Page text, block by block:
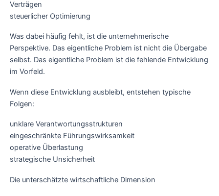
Verträgen
steuerlicher Optimierung
Was dabei häufig fehlt, ist die unternehmerische
Perspektive. Das eigentliche Problem ist nicht die Übergabe
selbst. Das eigentliche Problem ist die fehlende Entwicklung
im Vorfeld.
Wenn diese Entwicklung ausbleibt, entstehen typische
Folgen:
unklare Verantwortungsstrukturen
eingeschränkte Führungswirksamkeit
operative Überlastung
strategische Unsicherheit
Die unterschätzte wirtschaftliche Dimension